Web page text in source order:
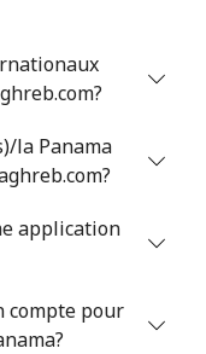
min pour ⁦$5⁩
min pour
min pour
la Panama
application
compte pour